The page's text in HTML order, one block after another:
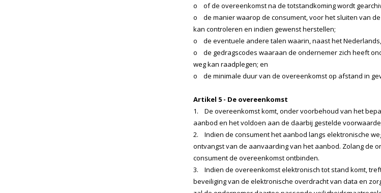
o of de overeenkomst na de totstandkoming wordt
o de manier waarop de consument, voor het sluiten van
kan controleren en indien gewenst herstellen;
o de eventuele andere talen waarin, naast het
o de gedragscodes waaraan de ondernemer zich heeft
weg kan raadplegen; en
o de minimale duur van de overeenkomst op afstand in
Artikel 5 - De overeenkomst
1. De overeenkomst komt, onder voorbehoud van het
aanbod en het voldoen aan de daarbij gestelde
2. Indien de consument het aanbod langs elektronische
ontvangst van de aanvaarding van het aanbod. Zolang de
consument de overeenkomst ontbinden.
3. Indien de overeenkomst elektronisch tot stand komt,
beveiliging van de elektronische overdracht van data en